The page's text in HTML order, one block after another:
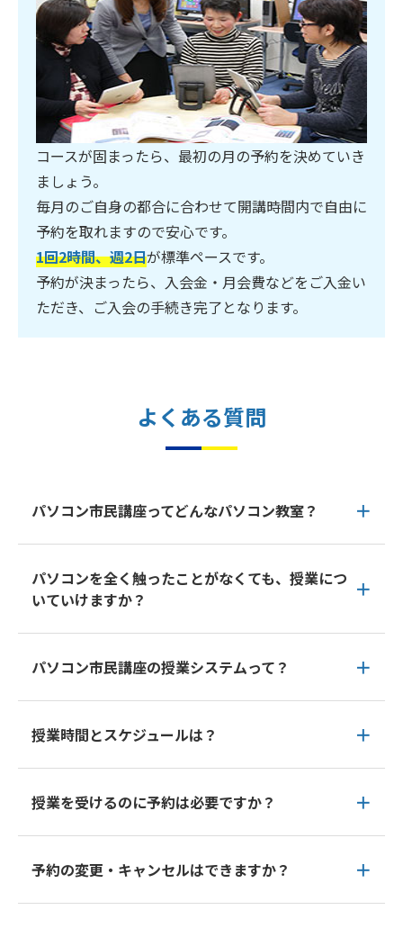
コースが固まったら、最初の月の予約を決めていき
ましょう。
毎月のご自身の都合に合わせて開講時間内で自由に
予約を取れますので安心です。
1回2時間、週2日が標準ペースです。
予約が決まったら、入会金・月会費などをご入金い
ただき、ご入会の手続き完了となります。
よくある質問
パソコン市民講座ってどんなパソコン教室？
パソコンを全く触ったことがなくても、授業につ
いていけますか？
パソコン市民講座の授業システムって？
授業時間とスケジュールは？
授業を受けるのに予約は必要ですか？
予約の変更・キャンセルはできますか？